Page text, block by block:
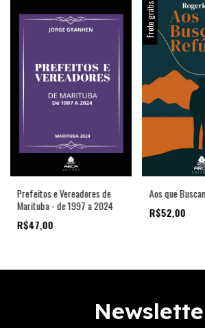
Prefeitos e Vereadores de
Marituba - de 1997 a 2024
R$47,00
Frete grátis
Aos que
R$52,00